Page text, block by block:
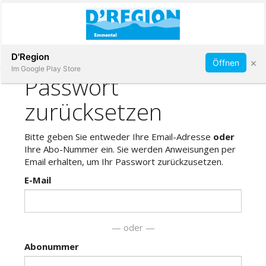
Immobilien
Veranstaltungen
Stellen
Abonnieren
D'Region
Im Google Play Store
Öffnen ×